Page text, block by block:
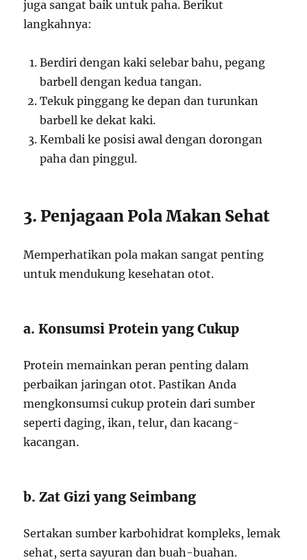
juga sangat baik untuk paha. Berikut
langkahnya:
Berdiri dengan kaki selebar bahu, pegang
barbell dengan kedua tangan.
Tekuk pinggang ke depan dan turunkan
barbell ke dekat kaki.
Kembali ke posisi awal dengan dorongan
paha dan pinggul.
3. Penjagaan Pola Makan Sehat
Memperhatikan pola makan sangat penting
untuk mendukung kesehatan otot.
a. Konsumsi Protein yang Cukup
Protein memainkan peran penting dalam
perbaikan jaringan otot. Pastikan Anda
mengkonsumsi cukup protein dari sumber
seperti daging, ikan, telur, dan kacang-
kacangan.
b. Zat Gizi yang Seimbang
Sertakan sumber karbohidrat kompleks, lemak
sehat, serta sayuran dan buah-buahan.